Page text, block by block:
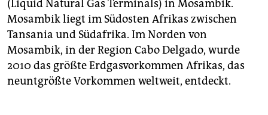
(Liquid Natural Gas Terminals) in Mosambik.
Mosambik liegt im Südosten Afrikas zwischen
Tansania und Südafrika. Im Norden von
Mosambik, in der Region Cabo Delgado, wurde
2010 das größte Erdgasvorkommen Afrikas, das
neuntgrößte Vorkommen weltweit, entdeckt.